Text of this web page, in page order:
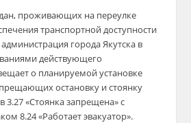
проживающих на переулке
транспортной доступности
города Якутска в
действующего
о планируемой установке
остановку и стоянку
3.27 «Стоянка запрещена» с
8.24 «Работает эвакуатор».